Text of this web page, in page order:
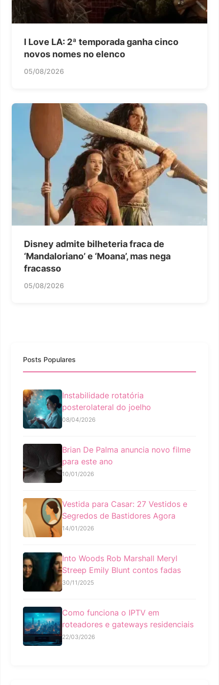
I Love LA: 2ª temporada ganha cinco
novos nomes no elenco
05/08/2026
Disney admite bilheteria fraca de
‘Mandaloriano’ e ‘Moana’, mas nega
fracasso
05/08/2026
Posts Populares
Instabilidade rotatória
posterolateral do joelho
08/04/2026
Brian De Palma anuncia novo filme
para este ano
10/01/2026
Vestida para Casar: 27 Vestidos e
Segredos de Bastidores Agora
14/01/2026
Into Woods Rob Marshall Meryl
Streep Emily Blunt contos fadas
30/11/2025
Como funciona o IPTV em
roteadores e gateways residenciais
22/03/2026